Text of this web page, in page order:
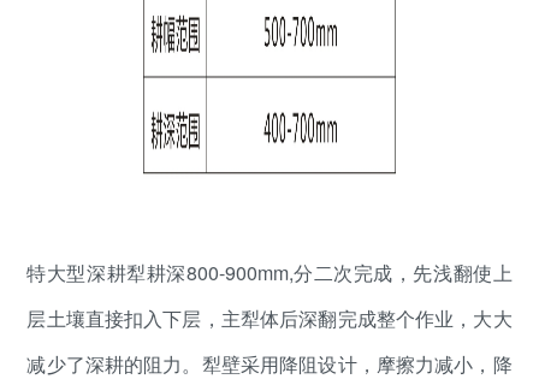
特大型深耕犁耕深800-900mm,分二次完成，先浅翻使上
层土壤直接扣入下层，主犁体后深翻完成整个作业，大大
减少了深耕的阻力。犁壁采用降阻设计，摩擦力减小，降